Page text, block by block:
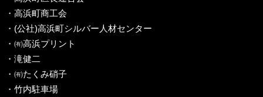
・高浜町商工会
・(公社)高浜町シルバー人材センター
・㈲高浜プリント
・滝健二
・㈲たくみ硝子
・竹内駐車場